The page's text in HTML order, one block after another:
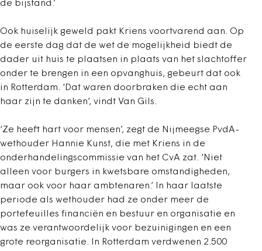
de bijstand.’
Ook huiselijk geweld pakt Kriens voortvarend aan. Op
de eerste dag dat de wet de mogelijkheid biedt de
dader uit huis te plaatsen in plaats van het slachtoffer
onder te brengen in een opvanghuis, gebeurt dat ook
in Rotterdam. ‘Dat waren doorbraken die echt aan
haar zijn te danken’, vindt Van Gils.
‘Ze heeft hart voor mensen’, zegt de Nijmeegse PvdA-
wethouder Hannie Kunst, die met Kriens in de
onderhandelingscommissie van het CvA zat. ‘Niet
alleen voor burgers in kwetsbare omstandig­heden,
maar ook voor haar ambtenaren.’ In haar laatste
periode als wethouder had ze onder meer de
portefeuilles financiën en bestuur en organisatie en
was ze verantwoordelijk voor bezuinigingen en een
grote reorganisatie. In Rotterdam verdwenen 2.500